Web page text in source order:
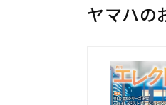
ヤマハの